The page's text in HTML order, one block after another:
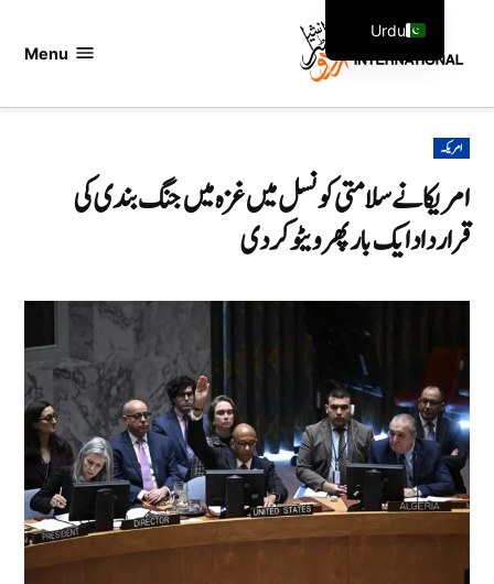
Menu
POSTED
IN
امریکہ
امریکا نے سلامتی کونسل میں غزہ میں جنگ بندی کی
قرارداد ایک بار پھر ویٹو کردی
Urdu
English